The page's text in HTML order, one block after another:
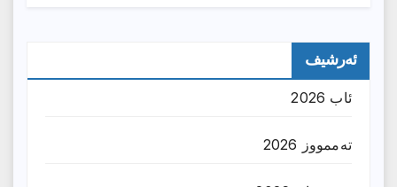
ئەرشیف
ئاب 2026
تەممووز 2026